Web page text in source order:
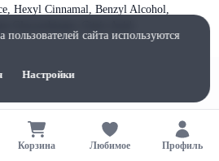
Hexyl Cinnamal, Benzyl Alcohol,
Корзина Любимое Профиль
пользователей сайта используются
Настройки